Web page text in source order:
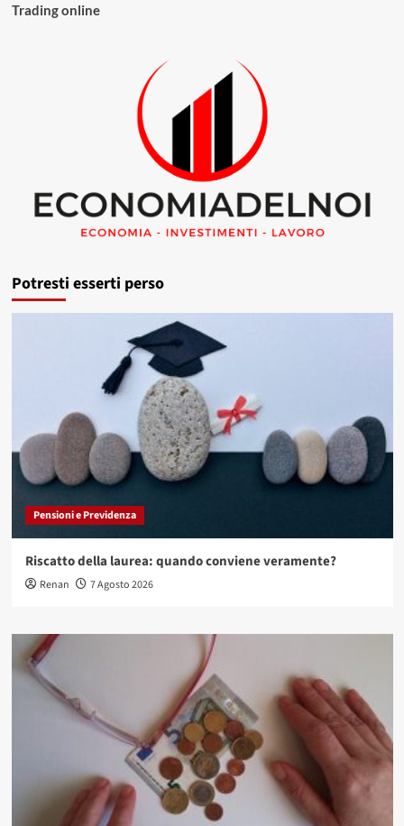
Trading online
Potresti esserti perso
Pensioni e Previdenza
Riscatto della laurea: quando conviene veramente?
Renan 7 Agosto 2026